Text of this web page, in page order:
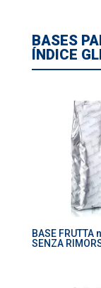
BASES
ÍNDICE
BASE FRUTTA
SENZA